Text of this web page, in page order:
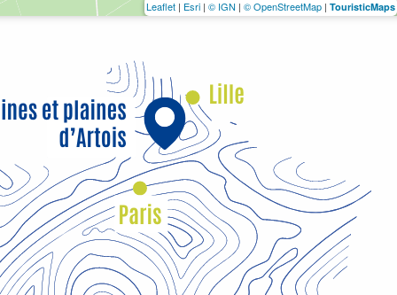
Leaflet | Esri | © IGN | © OpenStreetMap | TouristicMaps